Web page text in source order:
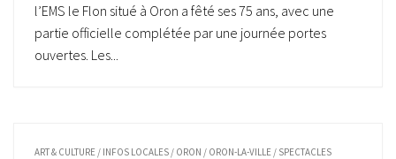
l’EMS le Flon situé à Oron a fêté ses 75 ans, avec une
partie officielle complétée par une journée portes
ouvertes. Les...
ART & CULTURE / INFOS LOCALES / ORON / ORON-LA-VILLE / SPECTACLES